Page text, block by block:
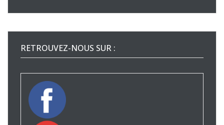
RETROUVEZ-NOUS SUR :